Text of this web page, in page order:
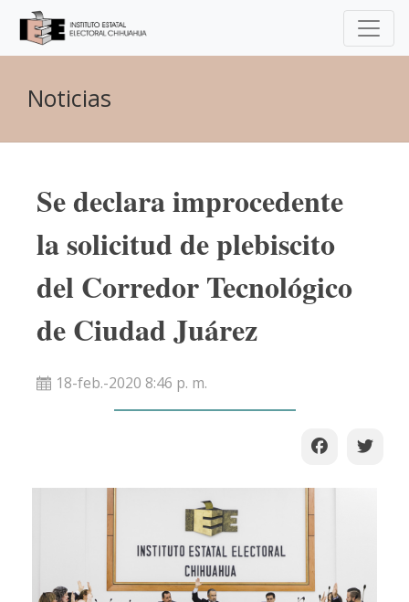
Noticias
Se declara improcedente
la solicitud de plebiscito
del Corredor Tecnológico
de Ciudad Juárez
18-feb.-2020 8:46 p. m.